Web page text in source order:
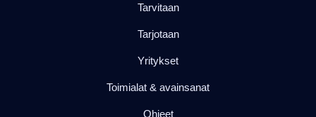
Tarvitaan
Tarjotaan
Yritykset
Toimialat & avainsanat
Ohjeet